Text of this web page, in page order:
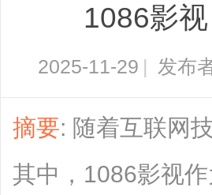
1086影
2025-11-29 | 发布
摘要: 随着互联网
其中，1086影视